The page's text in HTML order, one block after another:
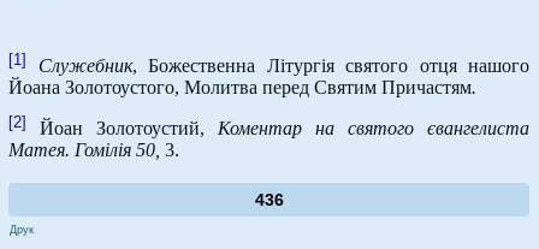
[1] Служебник, Божественна Літургія святого отця нашого
Йоана Золотоустого, Молитва перед Святим Причастям.
[2] Йоан Золотоустий, Коментар на святого євангелиста
Матея. Гомілія 50, 3.
436
Друк